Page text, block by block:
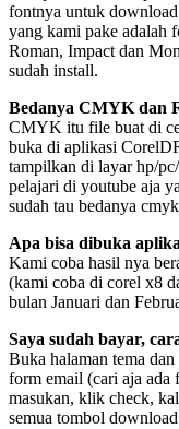
fontnya untuk
yang kami pake adalah
Roman, Impact dan
sudah install.
Bedanya CMYK dan
CMYK itu file buat di
buka di aplikasi
tampilkan di layar hp/
pelajari di youtube aja
sudah tau bedanya
Apa bisa dibuka
Kami coba hasil nya
(kami coba di corel x8
bulan Januari dan
Saya sudah bayar,
Buka halaman tema
form email (cari aja
masukan, klik check,
semua tombol